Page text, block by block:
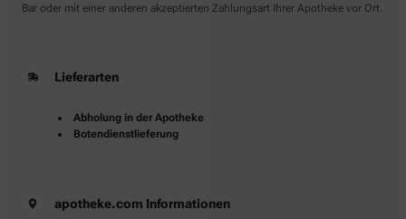
Bar oder mit einer anderen akzeptierten Zahlungsart Ihrer Apotheke vor Ort.
Lieferarten
Abholung in der Apotheke
Botendienstlieferung
apotheke.com Informationen